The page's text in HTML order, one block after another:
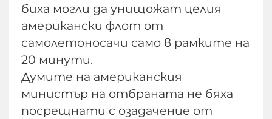
биха могли да унищожат целия
американски флот от
самолетоносачи само в рамките на
20 минути.
Думите на американския
министър на отбраната не бяха
посрещнати с озадачение от